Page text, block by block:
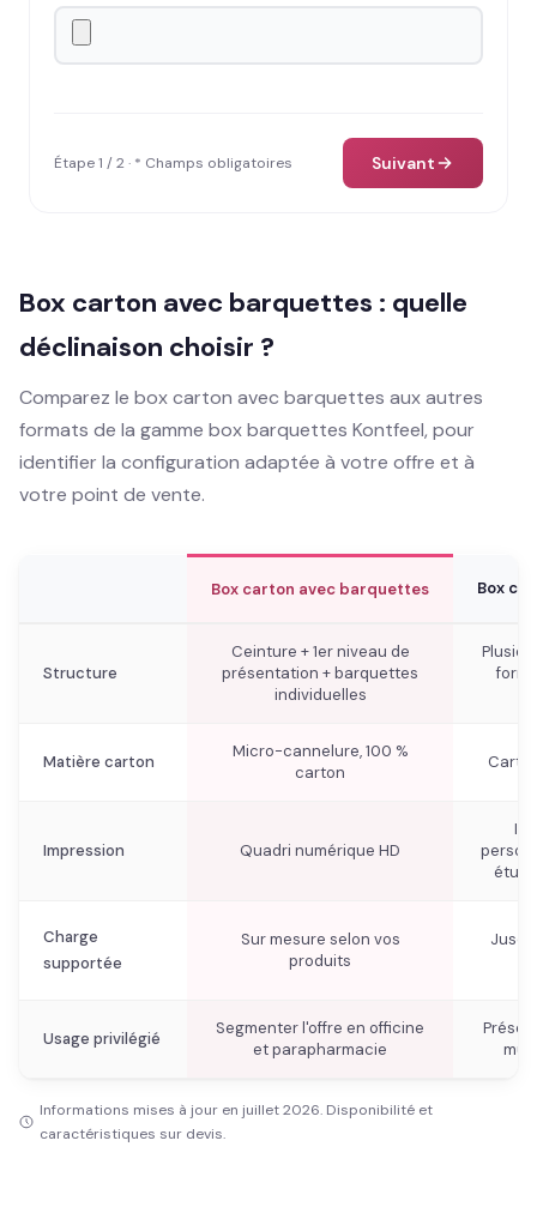
Étape 1 / 2 · * Champs obligatoires Suivant
Box carton avec barquettes : quelle
déclinaison choisir ?
Comparez le box carton avec barquettes aux autres
formats de la gamme box barquettes Kontfeel, pour
identifier la configuration adaptée à votre offre et à
votre point de vente.
Box carton avec barquettes Box
Structure
Ceinture + 1er niveau de
présentation + barquettes
individuelles
Matière carton
Micro-cannelure, 100 %
carton
Impression Quadri numérique HD
étui
Charge
supportée
Sur mesure selon vos
produits
Usage privilégié
Segmenter l'offre en officine
et parapharmacie
Informations mises à jour en juillet 2026. Disponibilité et
caractéristiques sur devis.